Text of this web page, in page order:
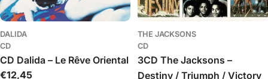
DALIDA
CD
CD Dalida – Le Rêve Oriental
Įprasta
€12,45
THE JACKSONS
CD
3CD The Jacksons –
Destiny / Triumph / Victory